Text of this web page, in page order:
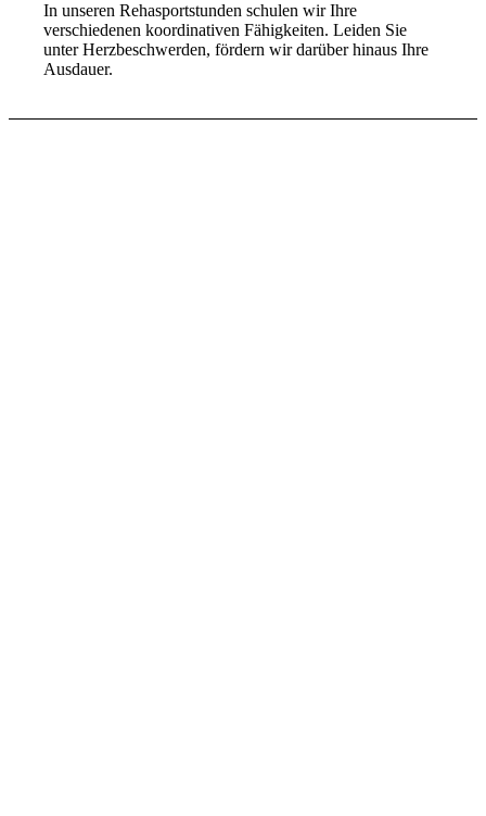
In unseren Rehasportstunden schulen wir Ihre
verschiedenen koordinativen Fähigkeiten. Leiden Sie
unter Herzbeschwerden, fördern wir darüber hinaus Ihre
Ausdauer.